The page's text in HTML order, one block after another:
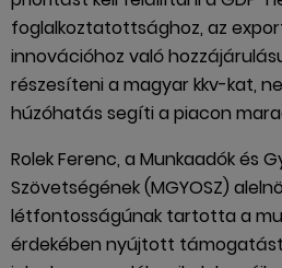
foglalkoztatottsághoz, az
innovációhoz való
részesíteni a magyar kkv-kat,
húzóhatás segíti a piacon
Rolek Ferenc, a Munkaadók és
Szövetségének (­MGYOSZ)
létfontosságúnak tartotta a
érdekében nyújtott